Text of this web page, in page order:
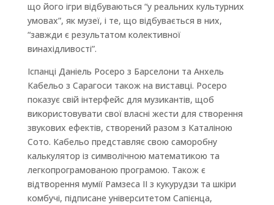
що його ігри відбуваються “у реальних культурних
умовах”, як музеї, і те, що відбувається в них,
“завжди є результатом колективної
винахідливості”.
Іспанці Даніель Росеро з Барселони та Анхель
Кабельо з Сарагоси також на виставці. Росеро
показує свій інтерфейс для музикантів, щоб
використовувати свої власні жести для створення
звукових ефектів, створений разом з Каталіною
Сото. Кабельо представляє свою саморобну
калькулятор із символічною математикою та
легкопрограмованою програмою. Також є
відтворення мумії Рамзеса II з кукурудзи та шкіри
комбучі, підписане університетом Сапієнца,